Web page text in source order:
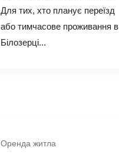
Для тих, хто планує переїзд
або тимчасове проживання в
Білозерці...
Оренда житла